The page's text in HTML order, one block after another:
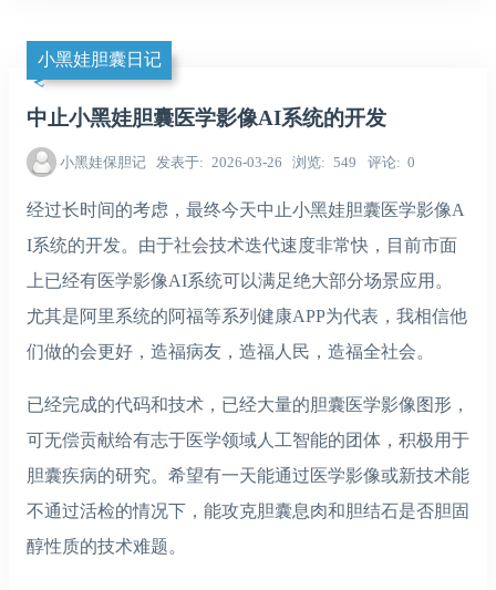
小黑娃胆囊日记
中止小黑娃胆囊医学影像AI系统的开发
小黑娃保胆记 发表于 2026-03-26 浏览 549 评论 0
经过长时间的考虑，最终今天中止小黑娃胆囊医学影像A
I系统的开发。由于社会技术迭代速度非常快，目前市面
上已经有医学影像AI系统可以满足绝大部分场景应用。
尤其是阿里系统的阿福等系列健康APP为代表，我相信他
们做的会更好，造福病友，造福人民，造福全社会。
已经完成的代码和技术，已经大量的胆囊医学影像图形，
可无偿贡献给有志于医学领域人工智能的团体，积极用于
胆囊疾病的研究。希望有一天能通过医学影像或新技术能
不通过活检的情况下，能攻克胆囊息肉和胆结石是否胆固
醇性质的技术难题。